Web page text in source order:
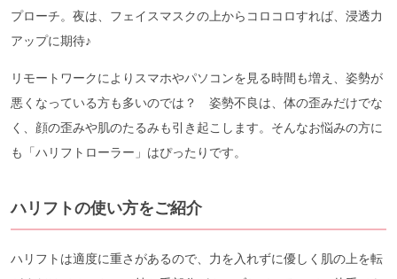
プローチ。夜は、フェイスマスクの上からコロコロすれば、浸透力
アップに期待♪
リモートワークによりスマホやパソコンを見る時間も増え、姿勢が
悪くなっている方も多いのでは？ 姿勢不良は、体の歪みだけでな
く、顔の歪みや肌のたるみも引き起こします。そんなお悩みの方に
も「ハリフトローラー」はぴったりです。
ハリフトの使い方をご紹介
ハリフトは適度に重さがあるので、力を入れずに優しく肌の上を転